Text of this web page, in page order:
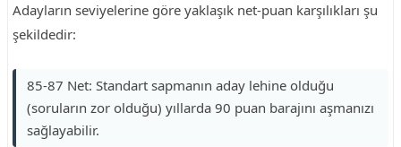
Adayların seviyelerine göre yaklaşık net-puan karşılıkları şu
şekildedir:
85-87 Net: Standart sapmanın aday lehine olduğu
(soruların zor olduğu) yıllarda 90 puan barajını aşmanızı
sağlayabilir.